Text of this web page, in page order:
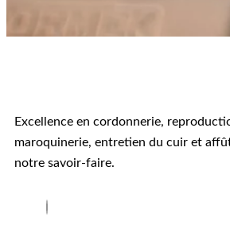
Excellence en cordonnerie,
maroquinerie, entretien du cuir et
notre savoir-faire.